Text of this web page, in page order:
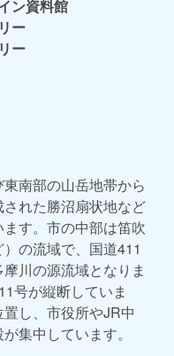
ン資料館
ー
ー
南部の山岳地帯から
れた勝沼扇状地など
す。市の中部は笛吹
の流域で、国道411
川の源流域となりま
号が縦断していま
し、市役所やJR中
集中しています。